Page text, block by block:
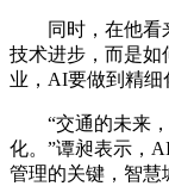
同时，在他看来
技术进步，而是如
业，AI要做到精细
“交通的未来，
化。”谭昶表示，
管理的关键，智慧